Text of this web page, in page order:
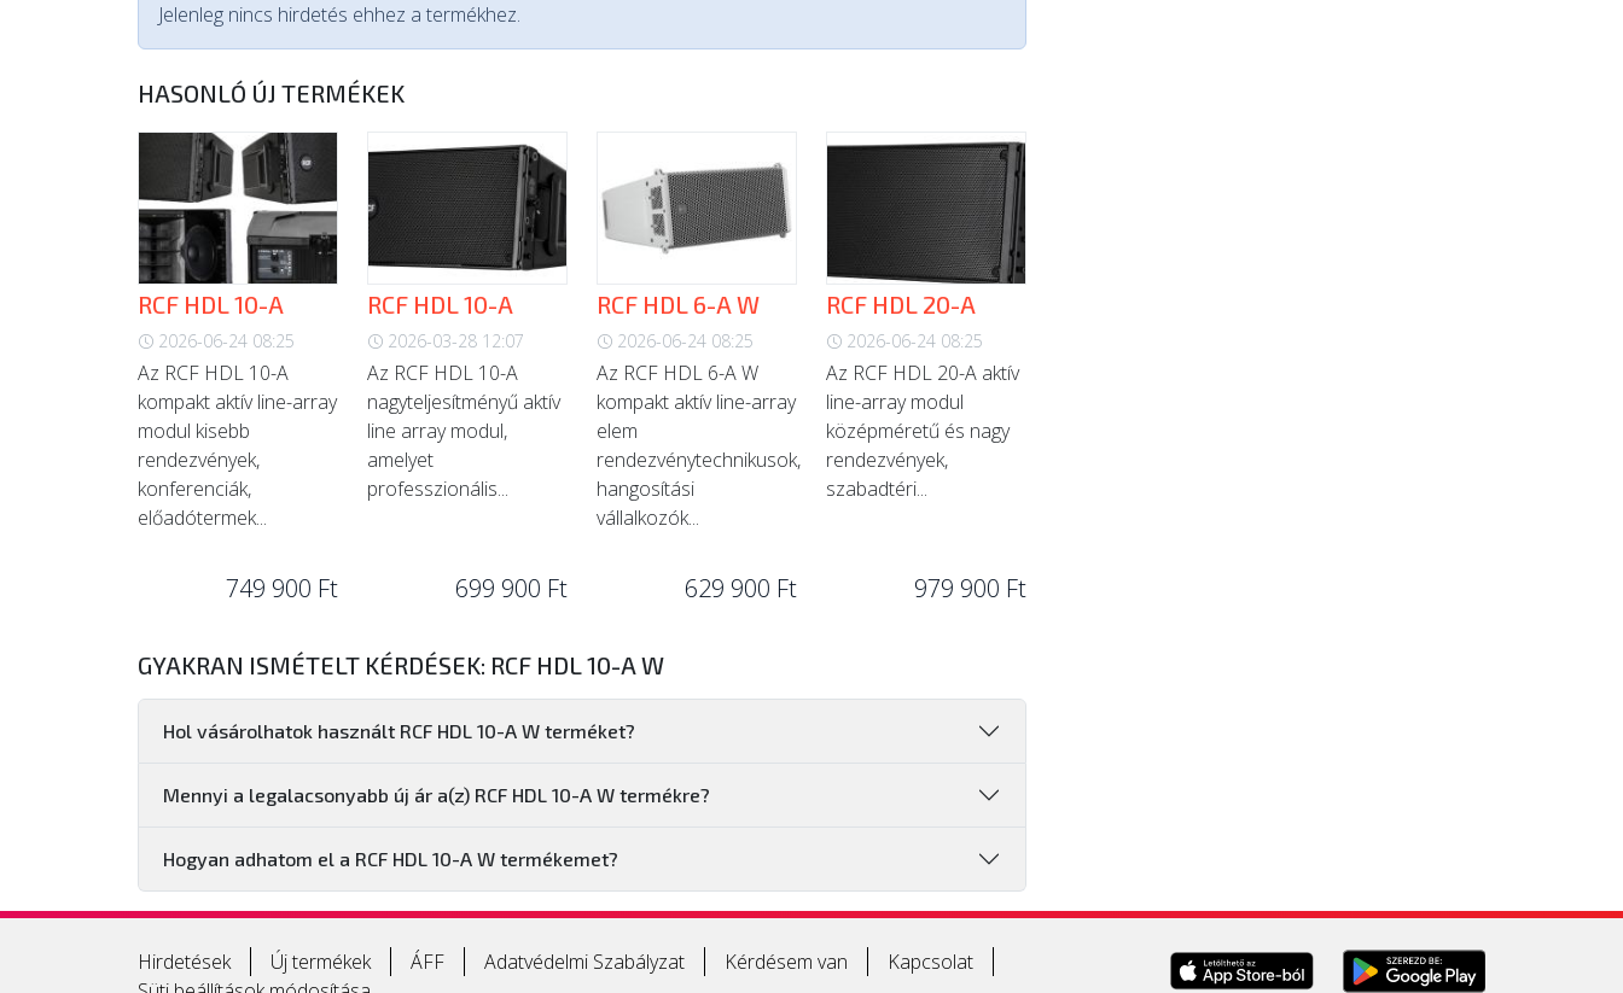
Jelenleg nincs hirdetés ehhez a termékhez.
HASONLÓ ÚJ TERMÉKEK
RCF HDL 10-A
2026-06-24 08:25
Az RCF HDL 10-A
kompakt aktív line-array
modul kisebb
rendezvények,
konferenciák,
előadótermek...
749 900 Ft
RCF HDL 10-A
2026-03-28 12:07
Az RCF HDL 10-A
nagyteljesítményű aktív
line array modul,
amelyet
professzionális...
699 900 Ft
RCF HDL 6-A W
2026-06-24 08:25
Az RCF HDL 6-A W
kompakt aktív line-array
elem
rendezvénytechnikusok,
hangosítási
vállalkozók...
629 900 Ft
RCF HDL 20-A
2026-06-24 08:25
Az RCF HDL 20-A aktív
line-array modul
középméretű és nagy
rendezvények,
szabadtéri...
979 900 Ft
GYAKRAN ISMÉTELT KÉRDÉSEK: RCF HDL 10-A W
Hol vásárolhatok használt RCF HDL 10-A W terméket?
Mennyi a legalacsonyabb új ár a(z) RCF HDL 10-A W termékre?
Hogyan adhatom el a RCF HDL 10-A W termékemet?
Hirdetések Új termékek ÁFF Adatvédelmi Szabályzat Kérdésem van
Kapcsolat